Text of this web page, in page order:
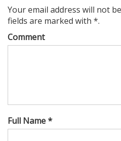
Your email address will not
fields are marked with *.
Comment
Full Name *